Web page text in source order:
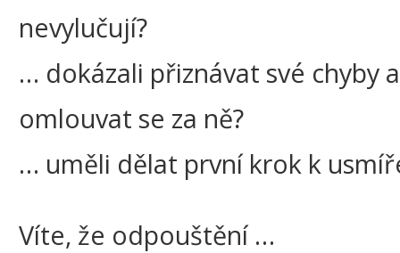
nevylučují?
… dokázali přiznávat své chyby a
omlouvat se za ně?
… uměli dělat první krok k
Víte, že odpouštění …